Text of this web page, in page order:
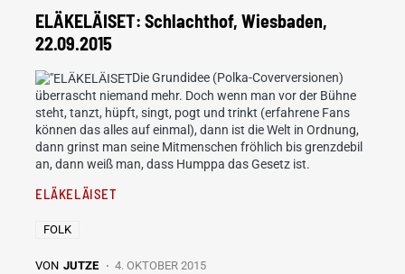
ELÄKELÄISET: Schlachthof, Wiesbaden,
22.09.2015
Die Grundidee (Polka-Coverversionen)
überrascht niemand mehr. Doch wenn man vor der Bühne
steht, tanzt, hüpft, singt, pogt und trinkt (erfahrene Fans
können das alles auf einmal), dann ist die Welt in Ordnung,
dann grinst man seine Mitmenschen fröhlich bis grenzdebil
an, dann weiß man, dass Humppa das Gesetz ist.
ELÄKELÄISET
FOLK
VON JUTZE 4. OKTOBER 2015